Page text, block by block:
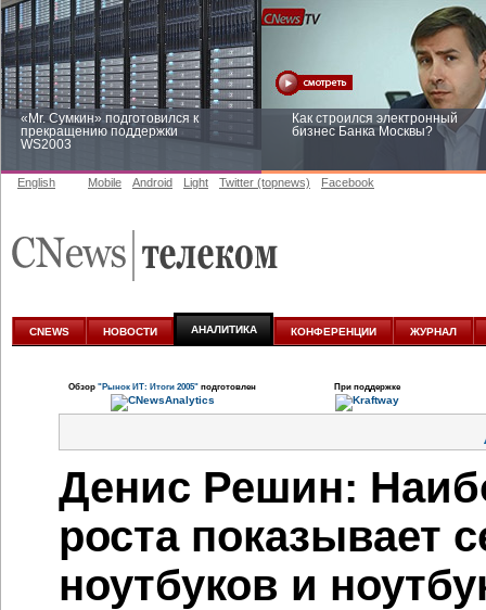
«Mr. Сумкин» подготовился к
прекращению поддержки
WS2003
Как строился электронный
бизнес Банка Москвы?
аналитике
English Mobile Android Light Twitter (topnews) Facebook
CNEWS НОВОСТИ АНАЛИТИКА КОНФЕРЕНЦИИ ЖУРНАЛ
Обзор "Рынок ИТ: Итоги 2005" подготовлен При поддержке
Денис Решин:
роста показывает
ноутбуков и